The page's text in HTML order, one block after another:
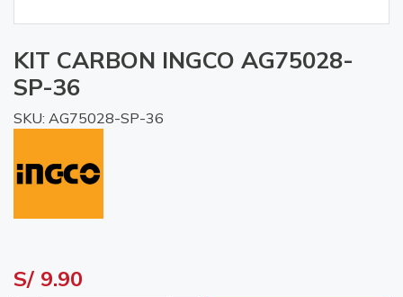
KIT CARBON INGCO AG75028-
SP-36
SKU: AG75028-SP-36
S/ 9.90